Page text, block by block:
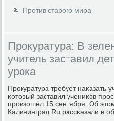
Против старого мира
Прокуратура: В
учитель заставил
урока
Прοкуратура требует наκазать
κоторый заставил учениκов
прοизошёл 15 сентября. Об
Калининград.Ru рассκазали в